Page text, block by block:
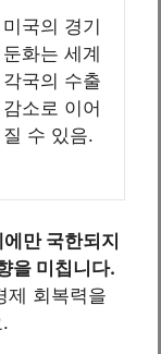
미국의 경기
둔화는 세계
각국의 수출
감소로 이어
질 수 있음.
만 국한되지
을 미칩니다.
제 회복력을